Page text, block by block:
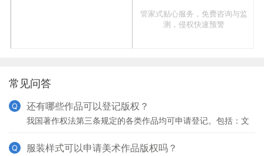
管家式贴心服务，免费咨询与监
测，侵权快速预警
常见问答
还有哪些作品可以登记版权？
我国著作权法第三条规定的各类作品均可申请登记。包括：文
电影作品和以类似摄制电影的方法创作的作品；设计图、地
Q
服装样式可以申请美术作品版权吗？
Q